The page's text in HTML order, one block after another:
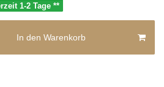
1-2 Tage **
In den Warenkorb